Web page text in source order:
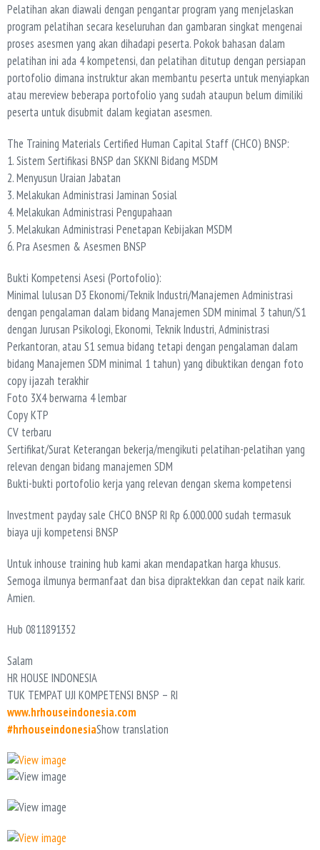
Pelatihan akan diawali dengan pengantar program yang menjelaskan
program pelatihan secara keseluruhan dan gambaran singkat mengenai
proses asesmen yang akan dihadapi peserta. Pokok bahasan dalam
pelatihan ini ada 4 kompetensi, dan pelatihan ditutup dengan persiapan
portofolio dimana instruktur akan membantu peserta untuk menyiapkan
atau mereview beberapa portofolio yang sudah ataupun belum dimiliki
peserta untuk disubmit dalam kegiatan asesmen.
The Training Materials Certified Human Capital Staff (CHCO) BNSP:
1. Sistem Sertifikasi BNSP dan SKKNI Bidang MSDM
2. Menyusun Uraian Jabatan
3. Melakukan Administrasi Jaminan Sosial
4. Melakukan Administrasi Pengupahaan
5. Melakukan Administrasi Penetapan Kebijakan MSDM
6. Pra Asesmen & Asesmen BNSP
Bukti Kompetensi Asesi (Portofolio):
Minimal lulusan D3 Ekonomi/Teknik Industri/Manajemen Administrasi
dengan pengalaman dalam bidang Manajemen SDM minimal 3 tahun/S1
dengan Jurusan Psikologi, Ekonomi, Teknik Industri, Administrasi
Perkantoran, atau S1 semua bidang tetapi dengan pengalaman dalam
bidang Manajemen SDM minimal 1 tahun) yang dibuktikan dengan foto
copy ijazah terakhir
Foto 3X4 berwarna 4 lembar
Copy KTP
CV terbaru
Sertifikat/Surat Keterangan bekerja/mengikuti pelatihan-pelatihan yang
relevan dengan bidang manajemen SDM
Bukti-bukti portofolio kerja yang relevan dengan skema kompetensi
Investment payday sale CHCO BNSP RI Rp 6.000.000 sudah termasuk
biaya uji kompetensi BNSP
Untuk inhouse training hub kami akan mendapatkan harga khusus.
Semoga ilmunya bermanfaat dan bisa dipraktekkan dan cepat naik karir.
Amien.
Hub 0811891352
Salam
HR HOUSE INDONESIA
TUK TEMPAT UJI KOMPETENSI BNSP – RI
www.hrhouseindonesia.com
#hrhouseindonesiaShow translation